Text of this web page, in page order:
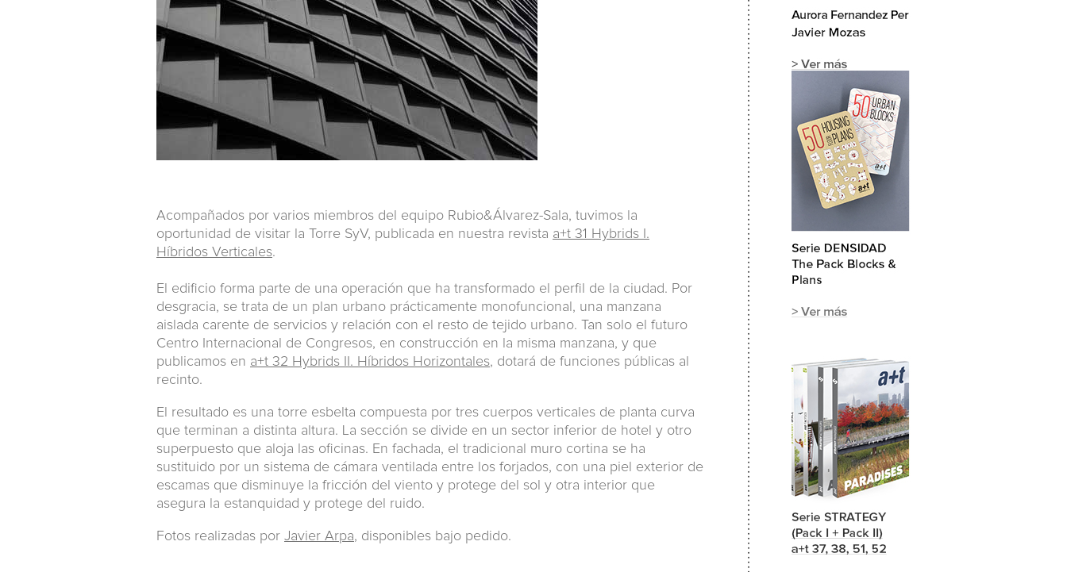
Acompañados por varios miembros del equipo Rubio&Álvarez-Sala, tuvimos la
oportunidad de visitar la Torre SyV, publicada en nuestra revista a+t 31 Hybrids I.
Híbridos Verticales.
El edificio forma parte de una operación que ha transformado el perfil de la ciudad. Por
desgracia, se trata de un plan urbano prácticamente monofuncional, una manzana
aislada carente de servicios y relación con el resto de tejido urbano. Tan solo el futuro
Centro Internacional de Congresos, en construcción en la misma manzana, y que
publicamos en a+t 32 Hybrids II. Híbridos Horizontales, dotará de funciones públicas al
recinto.
El resultado es una torre esbelta compuesta por tres cuerpos verticales de planta curva
que terminan a distinta altura. La sección se divide en un sector inferior de hotel y otro
superpuesto que aloja las oficinas. En fachada, el tradicional muro cortina se ha
sustituido por un sistema de cámara ventilada entre los forjados, con una piel exterior de
escamas que disminuye la fricción del viento y protege del sol y otra interior que
asegura la estanquidad y protege del ruido.
Fotos realizadas por Javier Arpa, disponibles bajo pedido.